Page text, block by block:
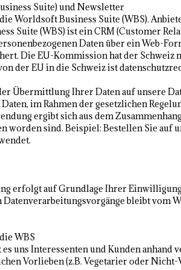
Suite) und Newsletter
Worldsoft Business Suite (WBS).
Suite (WBS) ist ein CRM (Customer
Daten über ein Web-
Die EU-Kommission hat der
der EU in die Schweiz ist
Übermittlung Ihrer Daten auf unsere
im Rahmen der gesetzlichen
ergibt sich aus dem
worden sind. Beispiel: Bestellen Sie auf
erfolgt auf Grundlage Ihrer
bleibt vom
WBS
uns Interessenten und Kunden anhand
Vorlieben (z.B. Vegetarier oder